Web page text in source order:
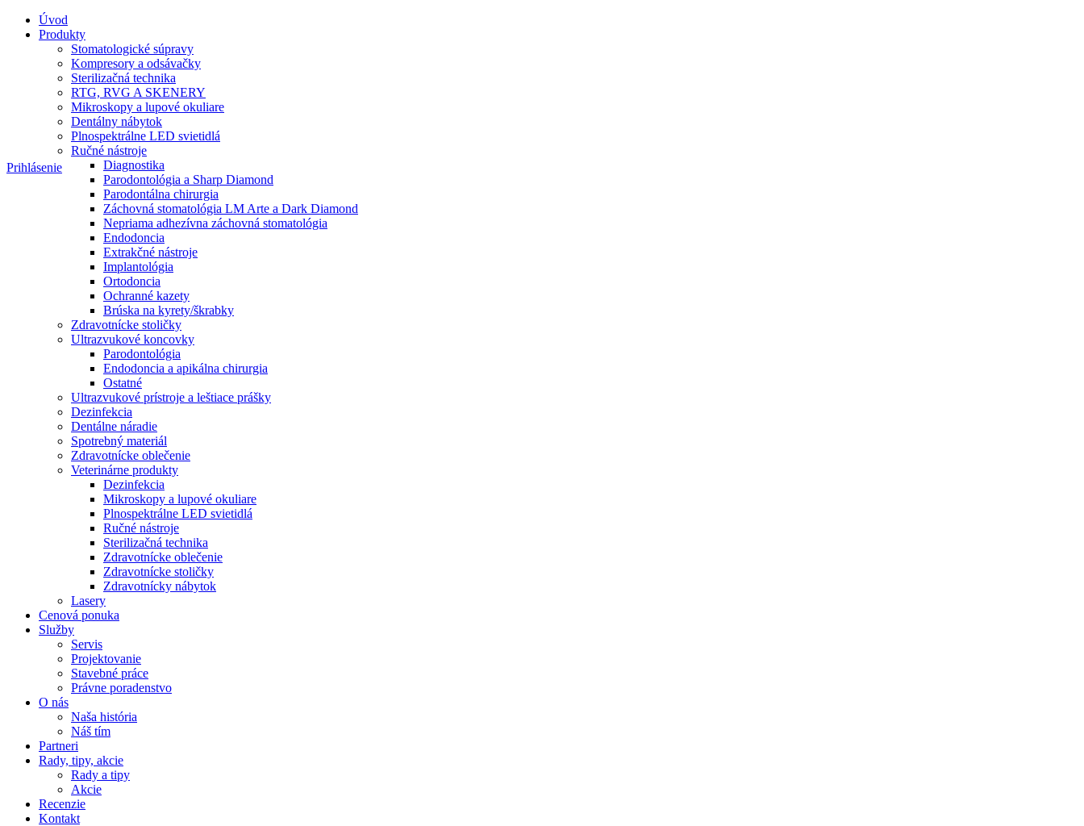
Prihlásenie
Úvod
Produkty
Stomatologické súpravy
Kompresory a odsávačky
Sterilizačná technika
RTG, RVG A SKENERY
Mikroskopy a lupové okuliare
Dentálny nábytok
Plnospektrálne LED svietidlá
Ručné nástroje
Diagnostika
Parodontológia a Sharp Diamond
Parodontálna chirurgia
Záchovná stomatológia LM Arte a Dark Diamond
Nepriama adhezívna záchovná stomatológia
Endodoncia
Extrakčné nástroje
Implantológia
Ortodoncia
Ochranné kazety
Brúska na kyrety/škrabky
Zdravotnícke stoličky
Ultrazvukové koncovky
Parodontológia
Endodoncia a apikálna chirurgia
Ostatné
Ultrazvukové prístroje a leštiace prášky
Dezinfekcia
Dentálne náradie
Spotrebný materiál
Zdravotnícke oblečenie
Veterinárne produkty
Dezinfekcia
Mikroskopy a lupové okuliare
Plnospektrálne LED svietidlá
Ručné nástroje
Sterilizačná technika
Zdravotnícke oblečenie
Zdravotnícke stoličky
Zdravotnícky nábytok
Lasery
Cenová ponuka
Služby
Servis
Projektovanie
Stavebné práce
Právne poradenstvo
O nás
Naša história
Náš tím
Partneri
Rady, tipy, akcie
Rady a tipy
Akcie
Recenzie
Kontakt